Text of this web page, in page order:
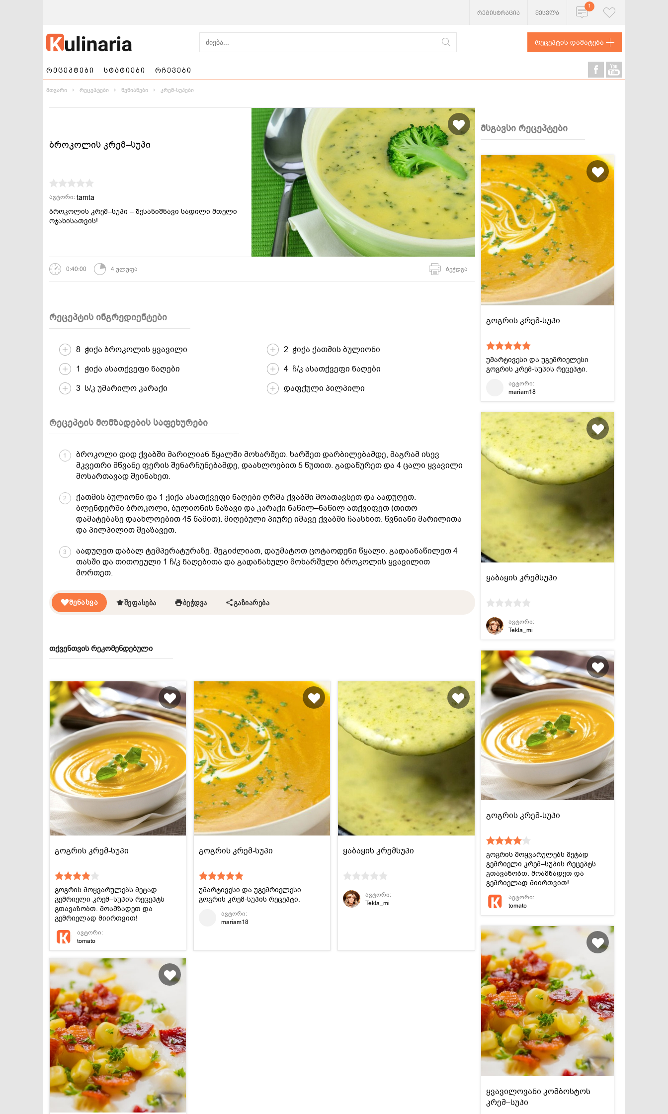
რეგისტრაცია შესვლა
1
რეცეპტის დამატება
რეცეპტები
ქართული
სამზარეულო
წვნიანები ცომეული ხორცეული
თევზი და
ზღვის
პროდუქტები
მსოფლიო
სამზარეულო
სადღესასწაულო
პასტა და
ბურღულეული
სასმელები
კონსერვი და
სოუსები
სტატიები რჩევები
მთვარი რეცეპტები წვნიანები კრემ-სუპები
ბროკოლის კრემ–სუპი
ავტორი:tamta
ბროკოლის კრემ–სუპი – შესანიშნავი სადილი მთელი
ოჯახისათვის!
0:40:00 4 ულუფა ბეჭდვა
რეცეპტის ინგრედიენტები
8 ჭიქა ბროკოლის ყვავილი
2 ჭიქა ქათმის ბულიონი
1 ჭიქა ასათქვეფი ნაღები
4 ჩ/კ ასათქვეფი ნაღები
3 ს/კ უმარილო კარაქი
დაფქული პილპილი
რეცეპტის მომზადების საფეხურები
1
ბროკოლი დიდ ქვაბში მარილიან წყალში მოხარშეთ. ხარშეთ დარბილებამდე, მაგრამ ისევ
მკვეთრი მწვანე ფერის შენარჩუნებამდე, დაახლოებით 5 წუთით. გადაწურეთ და 4 ცალი ყვავილი
მოსართავად შეინახეთ.
2
ქათმის ბულიონი და 1 ჭიქა ასათქვეფი ნაღები ღრმა ქვაბში მოათავსეთ და აადუღეთ.
ბლენდერში ბროკოლი, ბულიონის ნაზავი და კარაქი ნაწილ–ნაწილ ათქვიფეთ (თითო
დამატებაზე დაახლოებით 45 წამით). მიღებული პიურე იმავე ქვაბში ჩაასხით. წვნიანი მარილითა
და პილპილით შეაზავეთ.
3
აადუღეთ დაბალ ტემპერატურაზე. შეგიძლიათ, დაუმატოთ ცოტაოდენი წყალი. გადაანაწილეთ 4
თასში და თითოეული 1 ჩ/კ ნაღებითა და გადანახული მოხარშული ბროკოლის ყვავილით
მორთეთ.
ᲨᲔᲜᲐᲮᲕᲐ ᲨᲔᲤᲐᲡᲔᲑᲐ ᲑᲔᲭᲓᲕᲐ ᲒᲐᲖᲘᲐᲠᲔᲑᲐ
თქვენთვის რეკომენდებული
გოგრის კრემ-სუპი
გოგრის მოყვარულებს მეტად
გემრიელი კრემ–სუპის რეცეპტს
გთავაზობთ. მოამზადეთ და
გემრიელად მიირთვით!
ავტორი:
tomato
გოგრის კრემ-სუპი
უმარტივესი და უგემრიელესი
გოგრის კრემ-სუპის რეცეპტი.
ავტორი:
mariam18
ყაბაყის კრემსუპი
ავტორი:
Tekla_mi
მსგავსი რეცეპტები
გოგრის კრემ-სუპი
უმარტივესი და უგემრიელესი
გოგრის კრემ-სუპის რეცეპტი.
ავტორი:
mariam18
ყაბაყის კრემსუპი
ავტორი:
Tekla_mi
გოგრის კრემ-სუპი
გოგრის მოყვარულებს მეტად
გემრიელი კრემ–სუპის რეცეპტს
გთავაზობთ. მოამზადეთ და
გემრიელად მიირთვით!
ავტორი:
tomato
ყვავილოვანი კომბოსტოს
კრემ–სუპი